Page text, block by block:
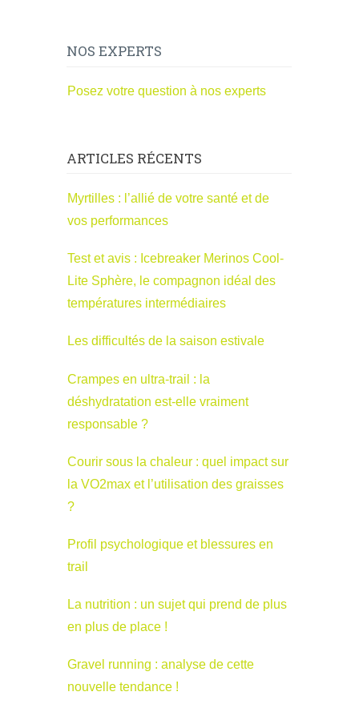
NOS EXPERTS
Posez votre question à nos experts
ARTICLES RÉCENTS
Myrtilles : l’allié de votre santé et de
vos performances
Test et avis : Icebreaker Merinos Cool-
Lite Sphère, le compagnon idéal des
températures intermédiaires
Les difficultés de la saison estivale
Crampes en ultra-trail : la
déshydratation est-elle vraiment
responsable ?
Courir sous la chaleur : quel impact sur
la VO2max et l’utilisation des graisses
?
Profil psychologique et blessures en
trail
La nutrition : un sujet qui prend de plus
en plus de place !
Gravel running : analyse de cette
nouvelle tendance !